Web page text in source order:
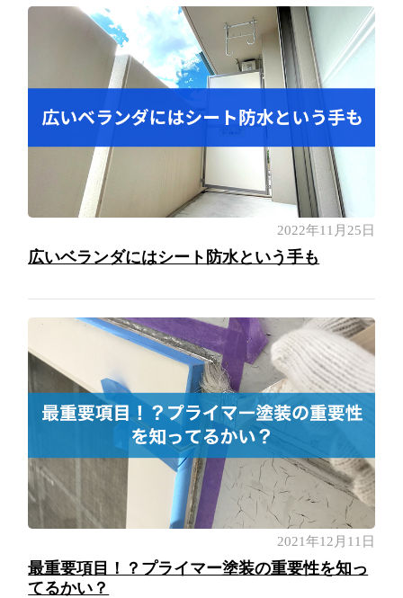
2022年11月25日
広いベランダにはシート防水という手も
2021年12月11日
最重要項目！？プライマー塗装の重要性を知っ
てるかい？